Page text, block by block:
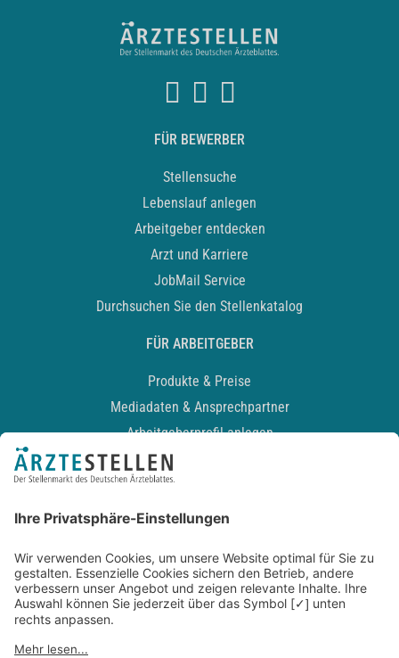
FÜR BEWERBER
Stellensuche
Lebenslauf anlegen
Arbeitgeber entdecken
Arzt und Karriere
JobMail Service
Durchsuchen Sie den Stellenkatalog
FÜR ARBEITGEBER
Produkte & Preise
Mediadaten & Ansprechpartner
Arbeitgeberprofil anlegen
Recruiting-Podcast
Kontakt
Datenschutz
Newsletter